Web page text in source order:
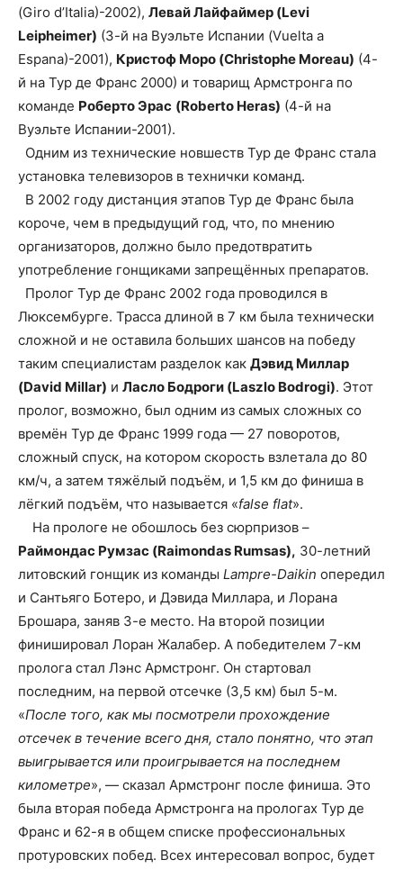
(Giro d’Italia)-2002), Левай Лайфаймер (Levi
Leipheimer) (3-й на Вуэльте Испании (Vuelta a
Espana)-2001), Кристоф Моро (Christophe Moreau) (4-
й на Тур де Франс 2000) и товарищ Армстронга по
команде Роберто Эрас (Roberto Heras) (4-й на
Вуэльте Испании-2001).
Одним из технические новшеств Тур де Франс стала
установка телевизоров в технички команд.
В 2002 году дистанция этапов Тур де Франс была
короче, чем в предыдущий год, что, по мнению
организаторов, должно было предотвратить
употребление гонщиками запрещённых препаратов.
Пролог Тур де Франс 2002 года проводился в
Люксембурге. Трасса длиной в 7 км была технически
сложной и не оставила больших шансов на победу
таким специалистам разделок как Дэвид Миллар
(David Millar) и Ласло Бодроги (Laszlo Bodrogi). Этот
пролог, возможно, был одним из самых сложных со
времён Тур де Франс 1999 года — 27 поворотов,
сложный спуск, на котором скорость взлетала до 80
км/ч, а затем тяжёлый подъём, и 1,5 км до финиша в
лёгкий подъём, что называется «false flat».
На прологе не обошлось без сюрпризов –
Раймондас Румзас (Raimondas Rumsas), 30-летний
литовский гонщик из команды Lampre-Daikin опередил
и Сантьяго Ботеро, и Дэвида Миллара, и Лорана
Брошара, заняв 3-е место. На второй позиции
финишировал Лоран Жалабер. А победителем 7-км
пролога стал Лэнс Армстронг. Он стартовал
последним, на первой отсечке (3,5 км) был 5-м.
«После того, как мы посмотрели прохождение
отсечек в течение всего дня, стало понятно, что этап
выигрывается или проигрывается на последнем
километре», — сказал Армстронг после финиша. Это
была вторая победа Армстронга на прологах Тур де
Франс и 62-я в общем списке профессиональных
протуровских побед. Всех интересовал вопрос, будет